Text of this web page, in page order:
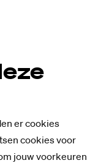
er cookies
cookies voor
jouw voorkeuren